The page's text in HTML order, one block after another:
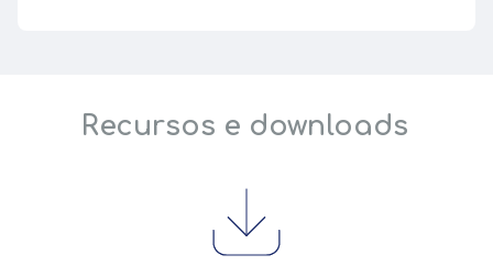
Recursos e downloads